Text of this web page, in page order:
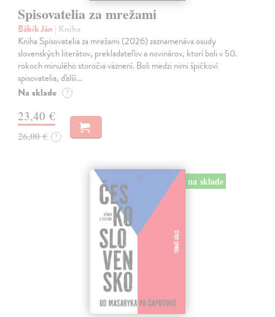
Spisovatelia za mrežami
Bábik Ján | Kniha
Kniha Spisovatelia za mrežami (2026) zaznamenáva osudy
slovenských literátov, prekladateľov a novinárov, ktorí boli v 50.
rokoch minulého storočia väznení. Boli medzi nimi špičkoví
spisovatelia, ďalší…
Na sklade ?
23,40 €
26,00 € ?
na sklade